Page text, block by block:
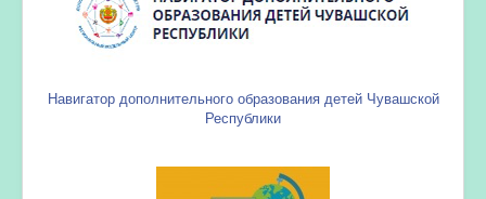
Навигатор дополнительного образования детей Чувашской
Республики